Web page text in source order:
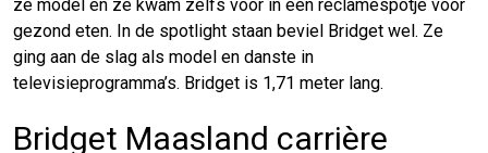
ze model en ze kwam zelfs voor in een reclamespotje voor
gezond eten. In de spotlight staan beviel Bridget wel. Ze
ging aan de slag als model en danste in
televisieprogramma’s. Bridget is 1,71 meter lang.
Bridget Maasland carrière